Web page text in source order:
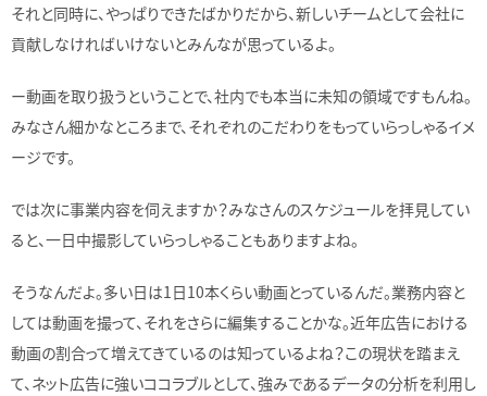
それと同時に、やっぱりできたばかりだから、新しいチームとして会社に
貢献しなければいけないとみんなが思っているよ。
ー動画を取り扱うということで、社内でも本当に未知の領域ですもんね。
みなさん細かなところまで、それぞれのこだわりをもっていらっしゃるイメ
ージです。
では次に事業内容を伺えますか？みなさんのスケジュールを拝見してい
ると、一日中撮影していらっしゃることもありますよね。
そうなんだよ。多い日は1日10本くらい動画とっているんだ。業務内容と
しては動画を撮って、それをさらに編集することかな。近年広告における
動画の割合って増えてきているのは知っているよね？この現状を踏まえ
て、ネット広告に強いココラブルとして、強みであるデータの分析を利用し